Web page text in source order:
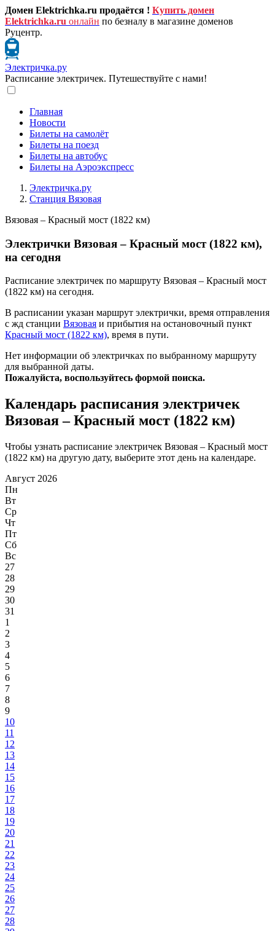
Домен Elektrichka.ru продаётся ! Купить домен
Elektrichka.ru онлайн по безналу в магазине доменов
Руцентр.
Электричка.ру
Расписание электричек. Путешествуйте с нами!
Главная
Новости
Билеты на самолёт
Билеты на поезд
Билеты на автобус
Билеты на Аэроэкспресс
Электричка.ру
Станция Вязовая
Вязовая – Красный мост (1822 км)
Электрички Вязовая – Красный мост (1822 км),
на сегодня
Расписание электричек по маршруту Вязовая – Красный мост
(1822 км) на сегодня.
В расписании указан маршрут электрички, время отправления
с жд станции Вязовая и прибытия на остановочный пункт
Красный мост (1822 км), время в пути.
Нет информации об электричках по выбранному маршруту
для выбранной даты.
Пожалуйста, воспользуйтесь формой поиска.
Календарь расписания электричек
Вязовая – Красный мост (1822 км)
Чтобы узнать расписание электричек Вязовая – Красный мост
(1822 км) на другую дату, выберите этот день на календаре.
Август 2026
Пн
Вт
Ср
Чт
Пт
Сб
Вс
27
28
29
30
31
1
2
3
4
5
6
7
8
9
10
11
12
13
14
15
16
17
18
19
20
21
22
23
24
25
26
27
28